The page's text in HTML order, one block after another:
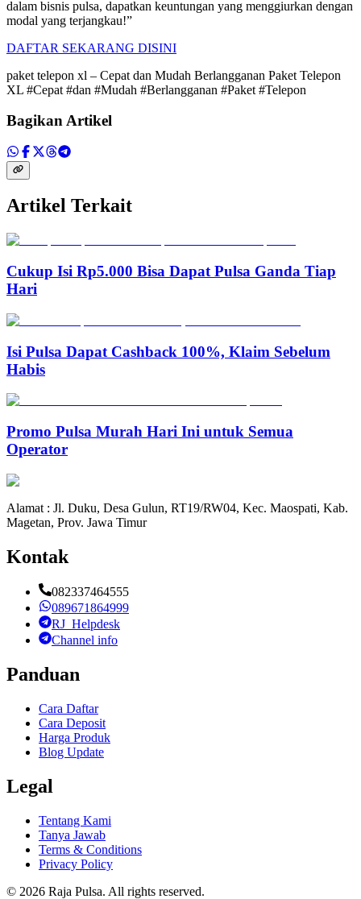
dalam bisnis pulsa, dapatkan keuntungan yang menggiurkan dengan
modal yang terjangkau!”
DAFTAR SEKARANG DISINI
paket telepon xl – Cepat dan Mudah Berlangganan Paket Telepon
XL #Cepat #dan #Mudah #Berlangganan #Paket #Telepon
Bagikan Artikel
Artikel Terkait
Cukup Isi Rp5.000 Bisa Dapat Pulsa Ganda Tiap
Hari
Isi Pulsa Dapat Cashback 100%, Klaim Sebelum
Habis
Promo Pulsa Murah Hari Ini untuk Semua
Operator
Alamat : Jl. Duku, Desa Gulun, RT19/RW04, Kec. Maospati, Kab.
Magetan, Prov. Jawa Timur
Kontak
082337464555
089671864999
RJ_Helpdesk
Channel info
Panduan
Cara Daftar
Cara Deposit
Harga Produk
Blog Update
Legal
Tentang Kami
Tanya Jawab
Terms & Conditions
Privacy Policy
© 2026 Raja Pulsa. All rights reserved.